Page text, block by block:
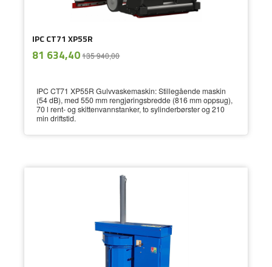
IPC CT71 XP55R
Tilbud
81 634,40135 940,00mva.
IPC CT71 XP55R Gulvvaskemaskin: Stillegående maskin
(54 dB), med 550 mm rengjøringsbredde (816 mm oppsug),
70 l rent- og skittenvannstanker, to sylinderbørster og 210
min driftstid.